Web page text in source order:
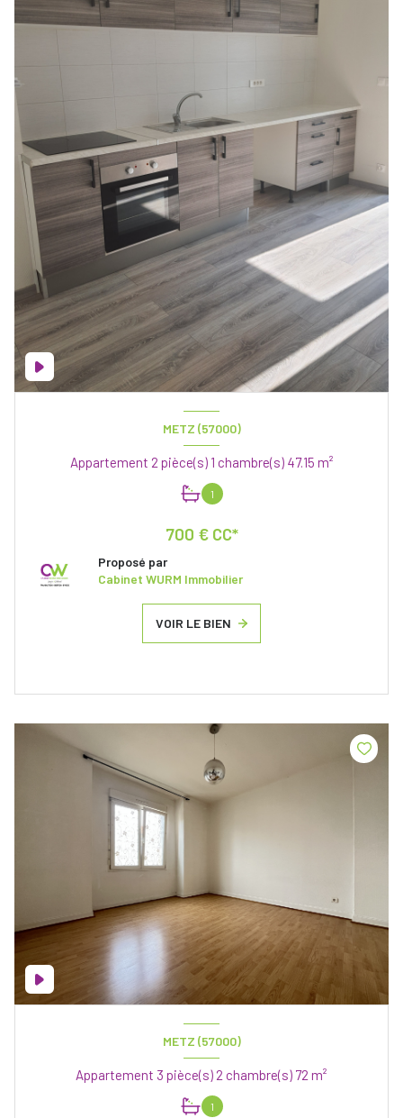
METZ (57000)
Appartement 2 pièce(s) 1 chambre(s) 47.15 m²
1
700 € CC*
Proposé par
Cabinet WURM Immobilier
VOIR LE BIEN
METZ (57000)
Appartement 3 pièce(s) 2 chambre(s) 72 m²
1